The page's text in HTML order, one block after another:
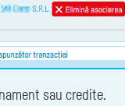
sau credite.